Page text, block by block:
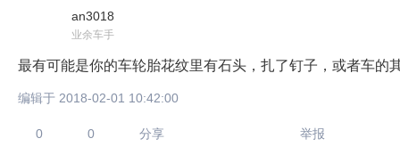
an3018
业余车手
最有可能是你的车轮胎花纹里有石头，扎了钉子，或者车的
编辑于 2018-02-01 10:42:00
0 0 分享 举报